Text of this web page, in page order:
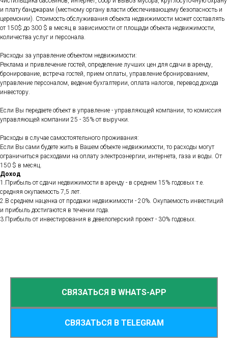
и плату банджарам (местному органу власти обеспечивающему безопасность и
церемонии). Стоимость обслуживания объекта недвижимости может составлять
от 150$ до 300 $ в месяц в зависимости от площади объекта недвижимости,
количества услуг и персонала.
Расходы за управление объектом недвижимости:
Реклама и привлечение гостей, определение лучших цен для сдачи в аренду,
бронирование, встреча гостей, прием оплаты, управление бронированием,
управление персоналом, ведение бухгалтерии, оплата налогов, перевод дохода
инвестору.
Если Вы передаете объект в управление - управляющей компании, то комиссия
управляющей компании 25 - 35% от выручки.
Расходы в случае самостоятельного проживания:
Если Вы сами будете жить в Вашем объекте недвижимости, то расходы могут
ограничиться расходами на оплату электроэнергии, интернета, газа и воды. От
150 $ в месяц.
Доход
1.Прибыль от сдачи недвижимости в аренду - в среднем 15% годовых т.е.
средняя окупаемость 7,5 лет.
2.В среднем наценка от продажи недвижимости - 20%. Окупаемость инвестиций
и прибыль достигаются в течении года.
3.Прибыль от инвестирования в девелоперский проект - 30% годовых.
СВЯЗАТЬСЯ В WHATS-APP
СВЯЗАТЬСЯ В TELEGRAM